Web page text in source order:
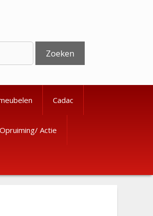
Zoeken
Cadac
Opruiming/ Actie